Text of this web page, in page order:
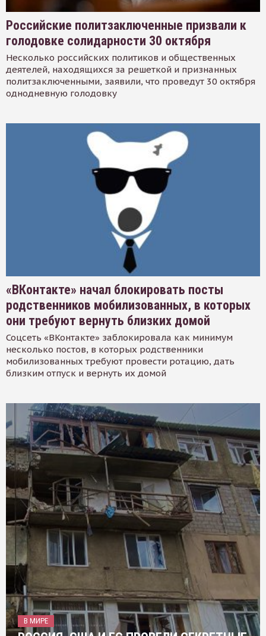
Российские политзаключенные призвали к
голодовке солидарности 30 октября
Несколько российских политиков и общественных
деятелей, находящихся за решеткой и признанных
политзаключенными, заявили, что проведут 30 октября
однодневную голодовку
«ВКонтакте» начал блокировать посты
родственников мобилизованных, в которых
они требуют вернуть близких домой
Соцсеть «ВКонтакте» заблокировала как минимум
несколько постов, в которых родственники
мобилизованных требуют провести ротацию, дать
близким отпуск и вернуть их домой
В МИРЕ